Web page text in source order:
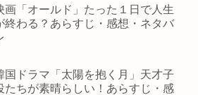
画「オールド」たった１日で人生
終わる？あらすじ・感想・ネタバ
国ドラマ「太陽を抱く月」天才子
たちが素晴らしい！あらすじ・感